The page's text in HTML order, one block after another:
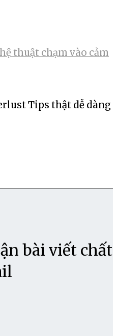
thuật chạm vào cảm
Tips thật dễ dàng
bài viết chất